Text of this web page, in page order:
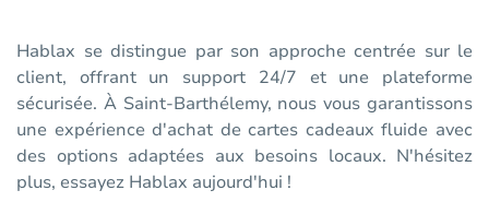
Hablax se distingue par son approche centrée sur le
client, offrant un support 24/7 et une plateforme
sécurisée. À Saint-Barthélemy, nous vous garantissons
une expérience d'achat de cartes cadeaux fluide avec
des options adaptées aux besoins locaux. N'hésitez
plus, essayez Hablax aujourd'hui !